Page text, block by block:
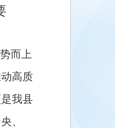
而上
高质
我县
、